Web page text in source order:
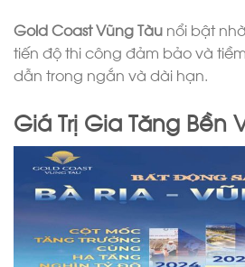
Gold Coast Vũng Tàu nổi bật
tiến độ thi công đảm bảo và
dẫn trong ngắn và dài hạn.
Giá Trị Gia Tăng Bền